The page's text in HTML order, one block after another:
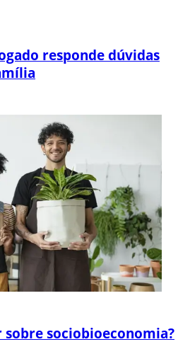
responde dúvidas
sociobioeconomia?